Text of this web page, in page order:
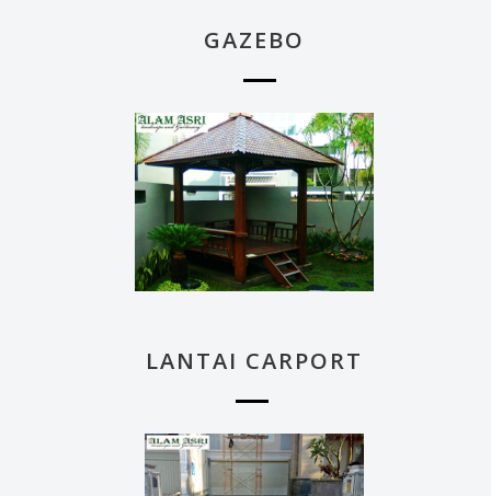
GAZEBO
LANTAI CARPORT